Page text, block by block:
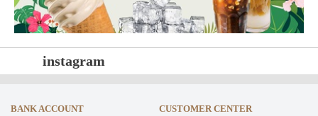
instagram
BANK ACCOUNT CUSTOMER CENTER